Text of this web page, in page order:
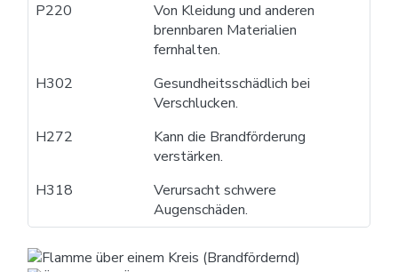
P220
Von Kleidung und anderen
brennbaren Materialien
fernhalten.
H302
Gesundheitsschädlich bei
Verschlucken.
H272
Kann die Brandförderung
verstärken.
H318
Verursacht schwere
Augenschäden.